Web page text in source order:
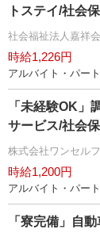
トステイ/社会
社会福祉法人嘉祥
時給1,226円
アルバイト・パー
「未経験OK」
サービス/社会
株式会社ワンセル
時給1,200円
アルバイト・パー
「寮完備」自